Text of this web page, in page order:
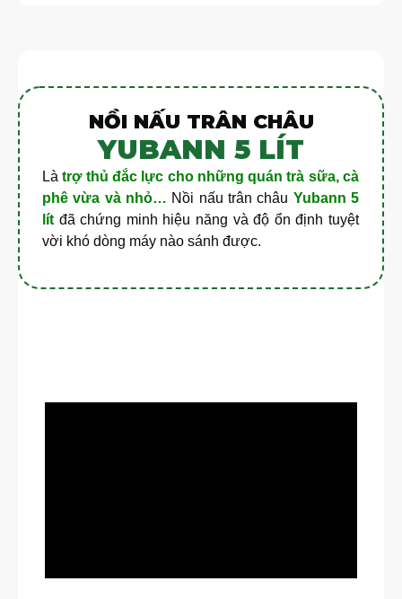
NỒI NẤU TRÂN CHÂU
YUBANN 5 LÍT
Làtrợ thủ đắc lực cho những quán trà sữa, cà
phê vừa và nhỏ… Nồi nấu trân châu Yubann 5
lít đã chứng minh hiệu năng và độ ổn định tuyệt
vời khó dòng máy nào sánh được.